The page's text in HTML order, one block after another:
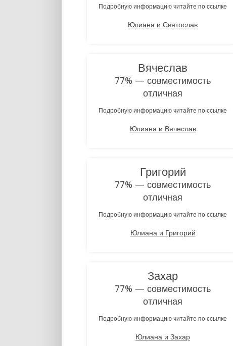
Подробную информацию читайте по ссылке
Юлиана и Святослав
Вячеслав
77% — совместимость
отличная
Подробную информацию читайте по ссылке
Юлиана и Вячеслав
Григорий
77% — совместимость
отличная
Подробную информацию читайте по ссылке
Юлиана и Григорий
Захар
77% — совместимость
отличная
Подробную информацию читайте по ссылке
Юлиана и Захар